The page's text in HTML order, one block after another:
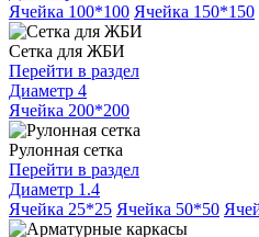
Ячейка 100*100 Ячейка 150*150
Сетка для ЖБИ
Перейти в раздел
Диаметр 4
Ячейка 200*200
Рулонная сетка
Перейти в раздел
Диаметр 1.4
Ячейка 25*25 Ячейка 50*50